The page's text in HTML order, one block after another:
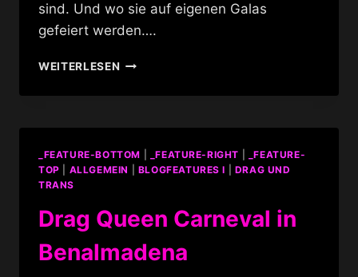
sind. Und wo sie auf eigenen Galas
gefeiert werden….
WEITERLESENGALA
QUEEN
LAS
PALMAS
DE
GRAN
_FEATURE-BOTTOM _FEATURE-RIGHT
_FEATURE-
TOP
ALLGEMEIN BLOGFEATURES I
DRAG UND
TRANS
Drag Queen Carneval in
Benalmadena